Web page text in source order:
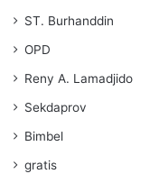
ST. Burhanddin
OPD
Reny A. Lamadjido
Sekdaprov
Bimbel
gratis